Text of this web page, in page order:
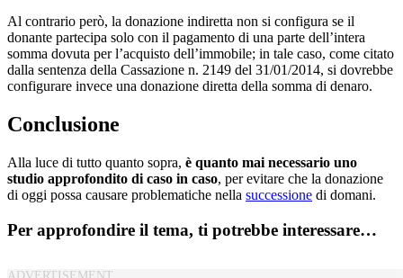
Al contrario però, la donazione indiretta non si configura se il
donante partecipa solo con il pagamento di una parte dell’intera
somma dovuta per l’acquisto dell’immobile; in tale caso, come citato
dalla sentenza della Cassazione n. 2149 del 31/01/2014, si dovrebbe
configurare invece una donazione diretta della somma di denaro.
Conclusione
Alla luce di tutto quanto sopra, è quanto mai necessario uno
studio approfondito di caso in caso, per evitare che la donazione
di oggi possa causare problematiche nella successione di domani.
Per approfondire il tema, ti potrebbe interessare…